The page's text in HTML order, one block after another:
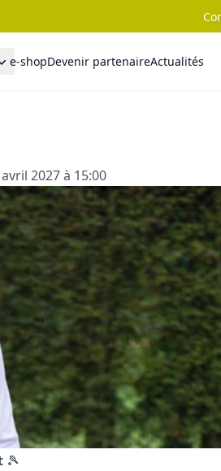
e-shopDevenir partenaireActualités
2027 à 15:00
🎾